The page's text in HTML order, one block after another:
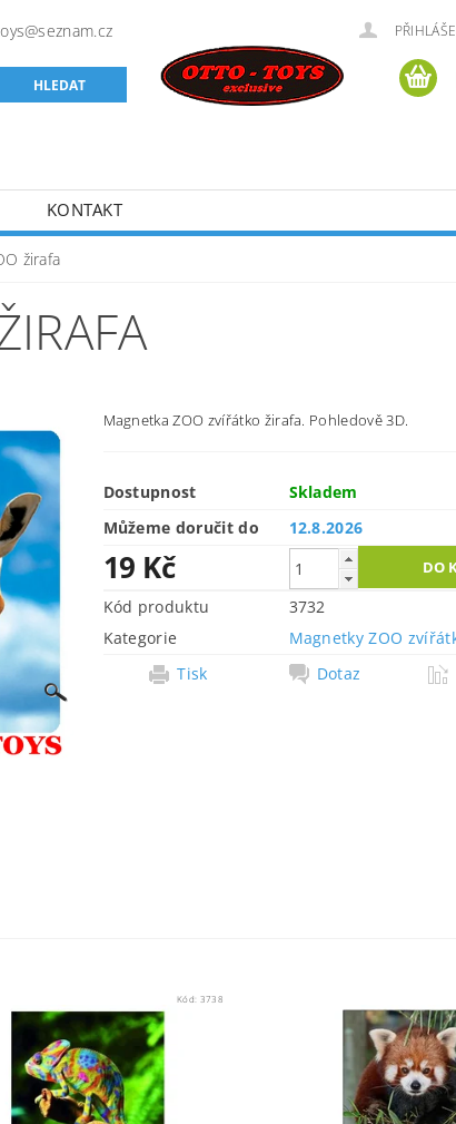
KONTAKT
žirafa
Magnetka ZOO zvířátko žirafa. Pohledově 3D.
Dostupnost
Skladem
Můžeme doručit do
12.8.2026
19 Kč
Kód produktu
3732
Kategorie
Magnetky ZOO
Tisk
Dotaz
Kód: 3738